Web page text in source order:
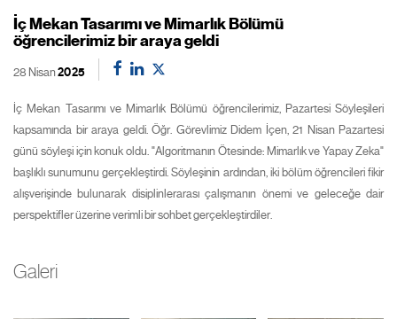
İç Mekan Tasarımı ve Mimarlık Bölümü
öğrencilerimiz bir araya geldi
28 Nisan2025
İç Mekan Tasarımı ve Mimarlık Bölümü öğrencilerimiz, Pazartesi Söyleşileri
kapsamında bir araya geldi. Öğr. Görevlimiz Didem İçen, 21 Nisan Pazartesi
günü söyleşi için konuk oldu. "Algoritmanın Ötesinde: Mimarlık ve Yapay Zeka"
başlıklı sunumunu gerçekleştirdi. Söyleşinin ardından, iki bölüm öğrencileri fikir
alışverişinde bulunarak disiplinlerarası çalışmanın önemi ve geleceğe dair
perspektifler üzerine verimli bir sohbet gerçekleştirdiler.
Galeri